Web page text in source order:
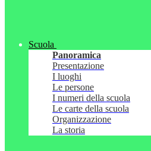
Scuola
Panoramica
Presentazione
I luoghi
Le persone
I numeri della scuola
Le carte della scuola
Organizzazione
La storia